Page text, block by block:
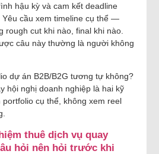
hậu kỳ và cam kết deadline
Yêu cầu xem timeline cụ thể —
rough cut khi nào, final khi nào.
câu này thường là người không
dự án B2B/B2G tương tự không?
hội nghị doanh nghiệp là hai kỹ
portfolio cụ thể, không xem reel
thuê dịch vụ quay
hỏi nên hỏi trước khi